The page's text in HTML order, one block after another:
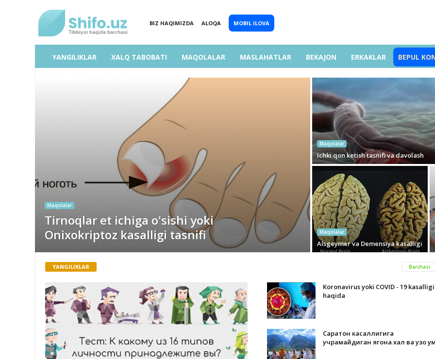
SHIFO.UZ
BIZ HAQIMIZDA ALOQA MOBIL ILOVA
YANGILIKLAR XALQ TABOBATI MAQOLALAR MASLAHATLAR BEKAJON ERKAKLAR BEPUL
Maqolalar
Tirnoqlar et ichiga o'sishi yoki
Onixokriptoz kasalligi tasnifi
Maqolalar
Ichki qon ketish tasnifi va davolash
Maqolalar
Alsgeymer va Demensiya kasalligi
YANGILIKLAR Barchasi
Koronavirus yoki COVID - 19 kasalligi
haqida
Саратон касаллигига
учрамайдиган ягона халқ ва узоқ